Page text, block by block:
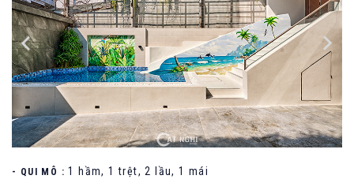
- QUI MÔ :1 hầm, 1 trệt, 2 lầu, 1 mái